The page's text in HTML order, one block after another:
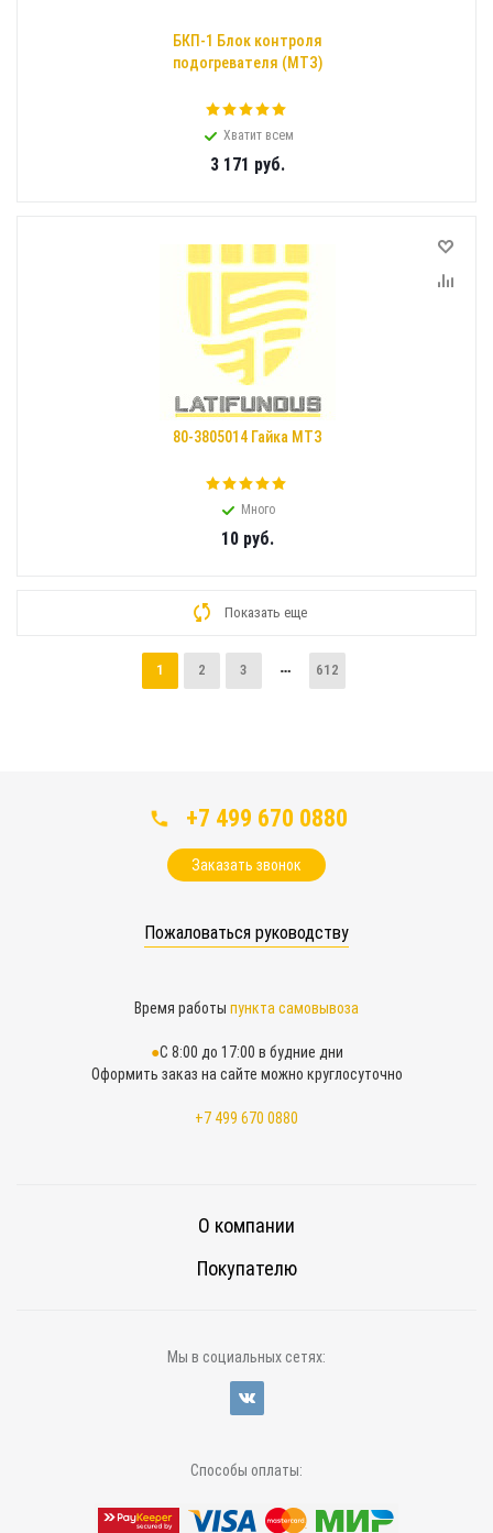
БКП-1 Блок контроля
подогревателя (МТЗ)
Хватит всем
3 171 руб.
80-3805014 Гайка МТЗ
Много
10руб.
Показать еще
1 2 3 612
+7 499 670 0880
Заказать звонок
Пожаловаться руководству
Время работы пункта самовывоза
С 8:00 до 17:00 в будние дни
Оформить заказ на сайте можно круглосуточно
+7 499 670 0880
О компании
Покупателю
Мы в социальных сетях:
Способы оплаты: